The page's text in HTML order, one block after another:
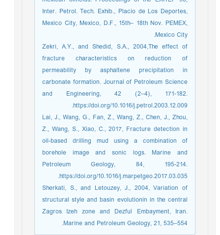
Inter. Petrol. Tech. Exhib., Placio de Los Deportes,
Mexico City, Mexico, D.F., 15th– 18th Nov. PEMEX,
Mexico City.
Zekri, A.Y., and Shedid, S.A., 2004,The effect of
fracture characteristics on reduction of
permeability by asphaltene precipitation in
carbonate formation. Journal of Petroleum Science
and Engineering, 42 (2–4), 171-182.
https://doi.org/10.1016/j.petrol.2003.12.009.
Lai, J., Wang, G., Fan, Z., Wang, Z., Chen, J., Zhou,
Z., Wang, S., Xiao, C., 2017, Fracture detection in
oil-based drilling mud using a combination of
borehole image and sonic logs. Marine and
Petroleum Geology, 84, 195-214.
https://doi.org/10.1016/j.marpetgeo.2017.03.035.
Sherkati, S., and Letouzey, J., 2004, Variation of
structural style and basin evolutionin in the central
Zagros Izeh zone and Dezful Embayment, Iran.
Marine and Petroleum Geology, 21, 535–554.